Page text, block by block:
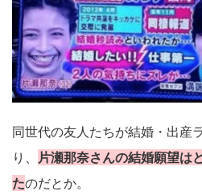
同世代の友人たちが結婚・出産
り、 片瀬那奈さんの結婚願望は
たのだとか。